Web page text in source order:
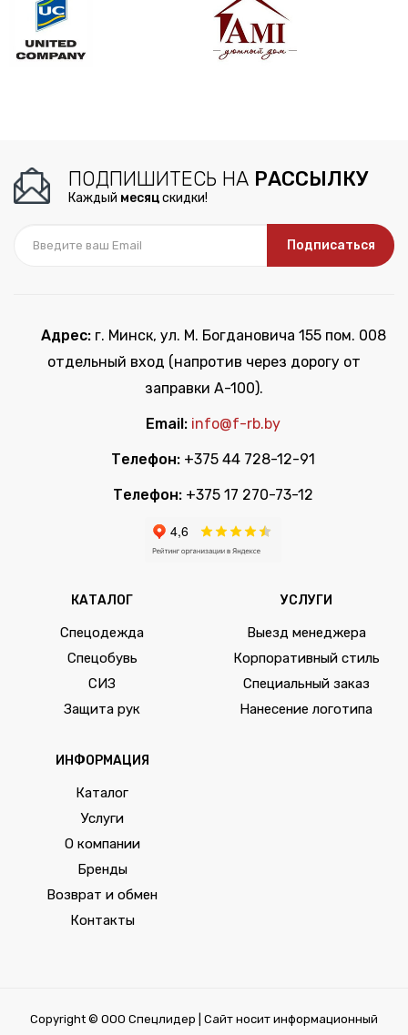
ПОДПИШИТЕСЬ НА РАССЫЛКУ
Каждый месяцскидки!
Подписаться
Адрес:г. Минск, ул. М. Богдановича 155 пом. 008
отдельный вход (напротив через дорогу от
заправки А-100).
Email: info@f-rb.by
Телефон: +375 44 728-12-91
Телефон: +375 17 270-73-12
КАТАЛОГ
Спецодежда
Спецобувь
СИЗ
Защита рук
УСЛУГИ
Выезд менеджера
Корпоративный стиль
Специальный заказ
Нанесение логотипа
ИНФОРМАЦИЯ
Каталог
Услуги
О компании
Бренды
Возврат и обмен
Контакты
Copyright © ООО Спецлидер | Сайт носит информационный